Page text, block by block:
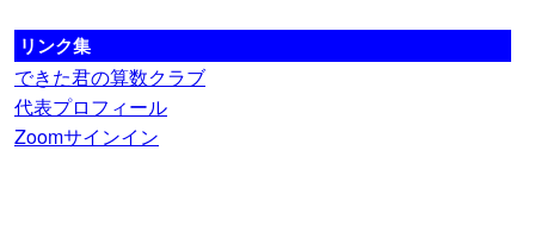
リンク集
できた君の算数クラブ
代表プロフィール
Zoomサインイン